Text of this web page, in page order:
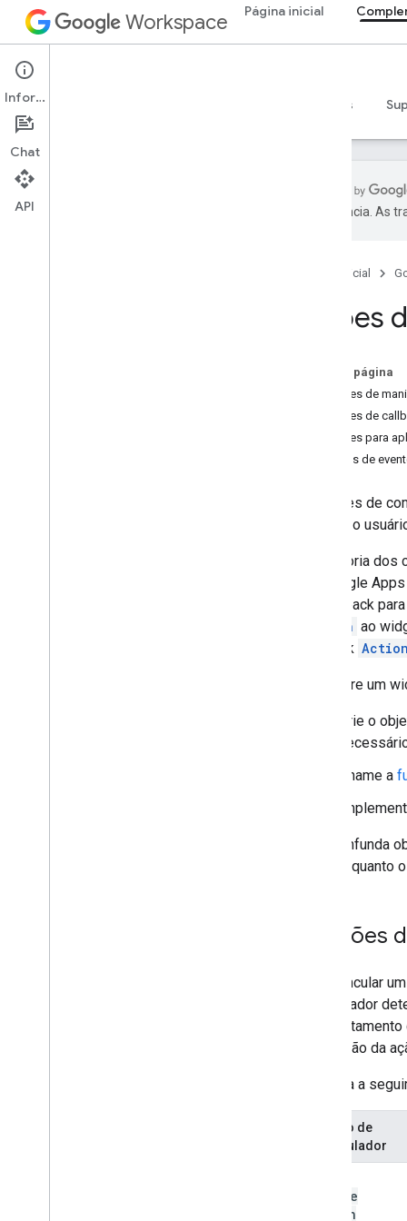
Workspace Página inicial
Add-ons
Visão geral Exemplos
preferência. As
Página inicial
Nesta página
Funções de
Funções de
Ações para
Objetos de
As ações de
quando o
Na maioria
do Google
de callback
Action ao
callback Action
Configure um
Crie o
Chame a
Não confunda
card, enquanto
Funções
Para vincular
gerenciador
conclusão da
A tabela a
Função de
manipulador
Change
Action
Informações
Chat
API